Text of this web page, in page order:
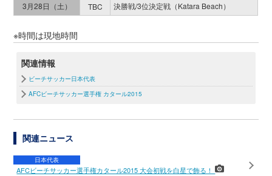
3月28日（土）
TBC 決勝戦/3位決定戦（Katara Beach）
※時間は現地時間
関連情報
ビーチサッカー日本代表
AFCビーチサッカー選手権 カタール2015
関連ニュース
日本代表
AFCビーチサッカー選手権カタール2015 大会初戦を白星で飾る！